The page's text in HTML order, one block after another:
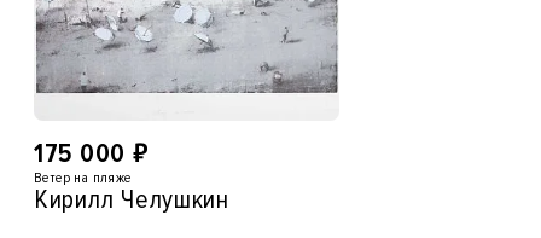
175 000 ₽
Ветер на пляже
Кирилл Челушкин